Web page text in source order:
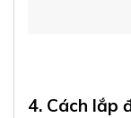
4. Cách lắp